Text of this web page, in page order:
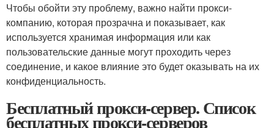
Чтобы обойти эту проблему, важно найти прокси-
компанию, которая прозрачна и показывает, как
используется хранимая информация или как
пользовательские данные могут проходить через
соединение, и какое влияние это будет оказывать на их
конфиденциальность.
Бесплатный прокси-сервер. Список
бесплатных прокси-серверов